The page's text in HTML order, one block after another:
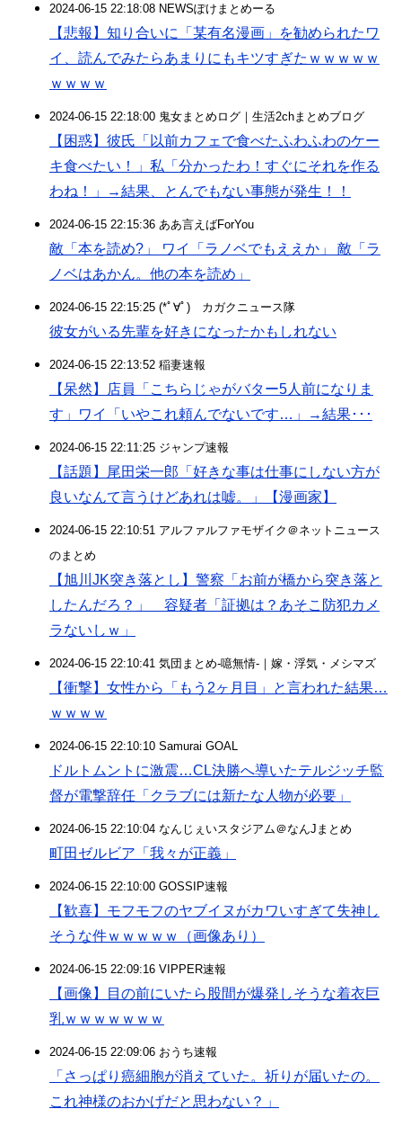
2024-06-15 22:18:08 NEWSぽけまとめーる
【悲報】知り合いに「某有名漫画」を勧められたワ
イ、読んでみたらあまりにもキツすぎたｗｗｗｗｗ
ｗｗｗｗ
2024-06-15 22:18:00 鬼女まとめログ｜生活2chまとめブログ
【困惑】彼氏「以前カフェで食べたふわふわのケー
キ食べたい！」私「分かったわ！すぐにそれを作る
わね！」→結果、とんでもない事態が発生！！
2024-06-15 22:15:36 ああ言えばForYou
敵「本を読め?」 ワイ「ラノベでもええか」 敵「ラ
ノベはあかん。他の本を読め」
2024-06-15 22:15:25 (*ﾟ∀ﾟ)ゞカガクニュース隊
彼女がいる先輩を好きになったかもしれない
2024-06-15 22:13:52 稲妻速報
【呆然】店員「こちらじゃがバター5人前になりま
す」ワイ「いやこれ頼んでないです…」→結果･･･
2024-06-15 22:11:25 ジャンプ速報
【話題】尾田栄一郎「好きな事は仕事にしない方が
良いなんて言うけどあれは嘘。」【漫画家】
2024-06-15 22:10:51 アルファルファモザイク＠ネットニュース
のまとめ
【旭川JK突き落とし】警察「お前が橋から突き落と
したんだろ？」 容疑者「証拠は？あそこ防犯カメ
ラないしｗ」
2024-06-15 22:10:41 気団まとめ-噫無情-｜嫁・浮気・メシマズ
【衝撃】女性から「もう2ヶ月目」と言われた結果…
ｗｗｗｗ
2024-06-15 22:10:10 Samurai GOAL
ドルトムントに激震…CL決勝へ導いたテルジッチ監
督が電撃辞任「クラブには新たな人物が必要」
2024-06-15 22:10:04 なんじぇいスタジアム＠なんJまとめ
町田ゼルビア「我々が正義」
2024-06-15 22:10:00 GOSSIP速報
【歓喜】モフモフのヤブイヌがカワいすぎて失神し
そうな件ｗｗｗｗｗ（画像あり）
2024-06-15 22:09:16 VIPPER速報
【画像】目の前にいたら股間が爆発しそうな着衣巨
乳ｗｗｗｗｗｗｗ
2024-06-15 22:09:06 おうち速報
「さっぱり癌細胞が消えていた。祈りが届いたの。
これ神様のおかげだと思わない？」